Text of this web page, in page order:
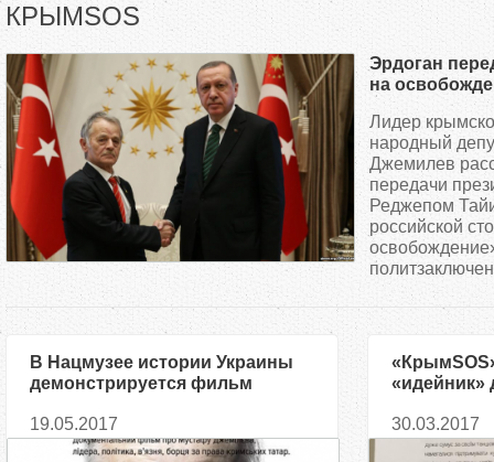
В
ы
з
д
КРЫМSOS
Эрдоган
на
Лидер
народный
Джемилев
передачи
Реджепом
российской
В Нацмузее истории Украины
демонстрируется фильм
19.05.2017
«идейник»
30.03.2017